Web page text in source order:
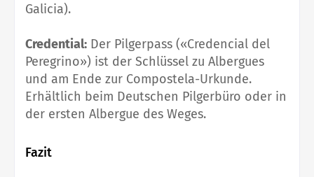
Galicia).
Credential: Der Pilgerpass («Credencial del
Peregrino») ist der Schlüssel zu Albergues
und am Ende zur Compostela-Urkunde.
Erhältlich beim Deutschen Pilgerbüro oder in
der ersten Albergue des Weges.
Fazit